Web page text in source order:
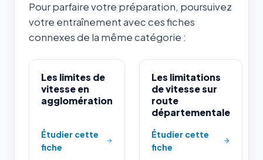
Pour parfaire votre préparation, poursuivez
votre entraînement avec ces fiches
connexes de la même catégorie :
Les limites de
vitesse en
agglomération
Étudier cette
fiche
Les limitations
de vitesse sur
route
départementale
Étudier cette
fiche